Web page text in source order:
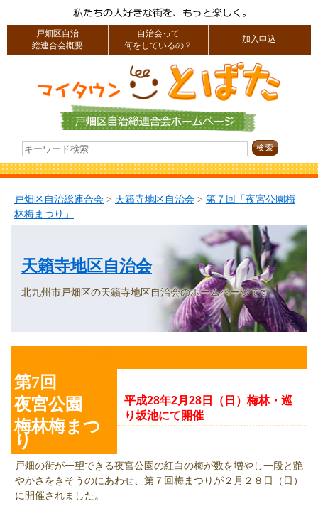
戸畑区自治
総連合会概要
自治会って
何をしているの？
加入申込
戸畑区自治総連合会 > 天籟寺地区自治会 > 第７回「夜宮公園梅
林梅まつり」
天籟寺地区自治会
北九州市戸畑区の天籟寺地区自治会のホームページです。
第7回
夜宮公園
梅林梅まつ
り
平成28年2月28日（日）梅林・巡
り坂池にて開催
戸畑の街が一望できる夜宮公園の紅白の梅が数を増やし一段と艶
やかさをきそうのにあわせ、第７回梅まつりが２月２８日（日）
に開催されました。